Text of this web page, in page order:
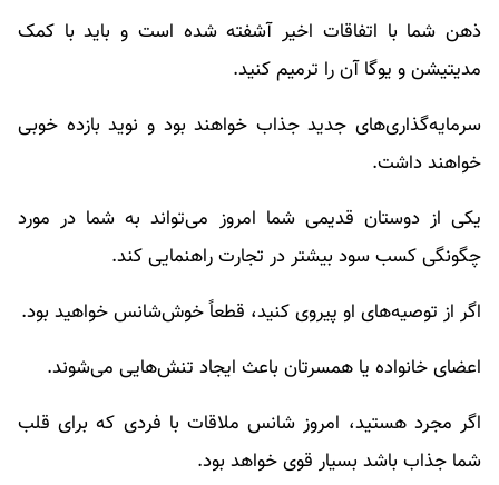
ذهن شما با اتفاقات اخیر آشفته شده است و باید با کمک
مدیتیشن و یوگا آن را ترمیم کنید.
سرمایه‌گذاری‌های جدید جذاب خواهند بود و نوید بازده خوبی
خواهند داشت.
یکی از دوستان قدیمی شما امروز می‌تواند به شما در مورد
چگونگی کسب سود بیشتر در تجارت راهنمایی کند.
اگر از توصیه‌های او پیروی کنید، قطعاً خوش‌شانس خواهید بود.
اعضای خانواده یا همسرتان باعث ایجاد تنش‌هایی می‌شوند.
اگر مجرد هستید، امروز شانس ملاقات با فردی که برای قلب
شما جذاب باشد بسیار قوی خواهد بود.